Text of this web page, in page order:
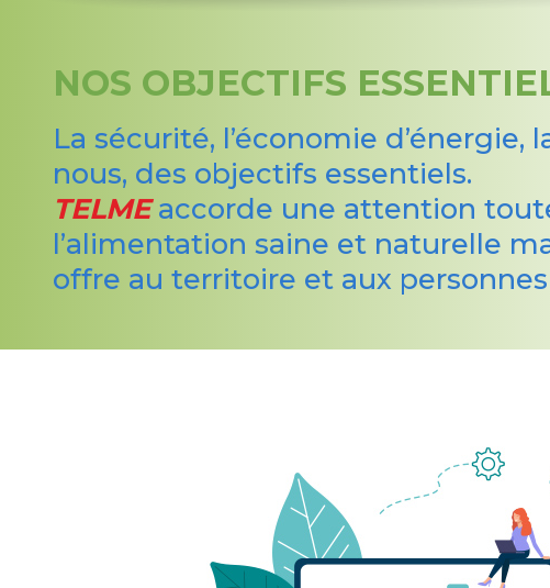
NOS OBJECTIFS
La sécurité, l’économie
nous, des objectifs essentiels.
TELMEaccorde une attention
l’alimentation saine et naturelle
offre au territoire et aux